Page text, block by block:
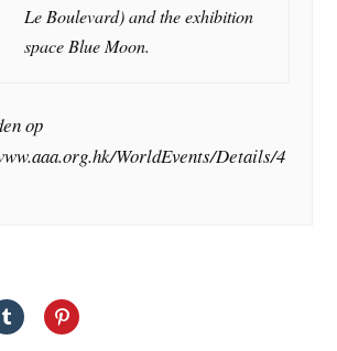
Le Boulevard) and the exhibition
space Blue Moon.
op
WorldEvents/Details/4